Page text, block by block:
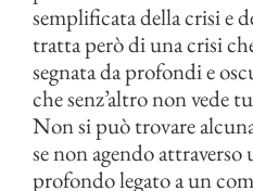
semplificata della crisi e
tratta però di una crisi
segnata da profondi e
che senz’altro non vede
Non si può trovare
se non agendo
profondo legato a un